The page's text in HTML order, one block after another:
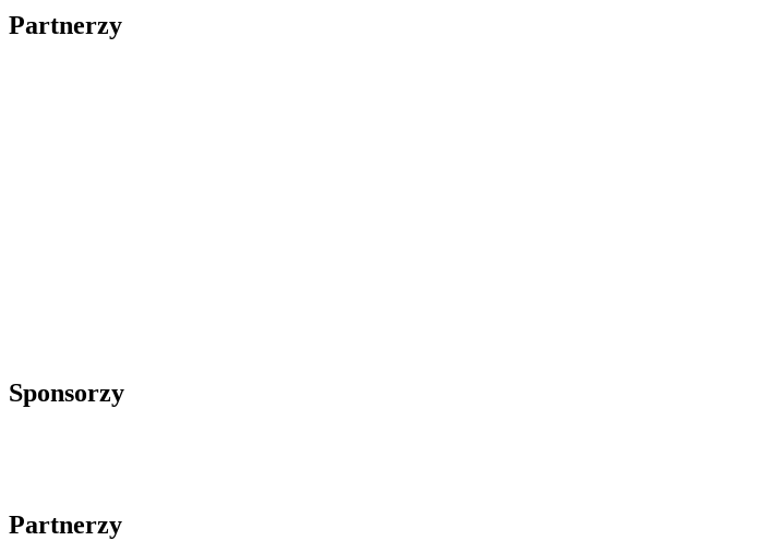
Partnerzy
Sponsorzy
Partnerzy